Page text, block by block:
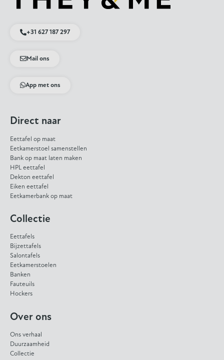
+31 627 187 297
Mail ons
App met ons
Direct naar
Eettafel op maat
Eetkamerstoel samenstellen
Bank op maat laten maken
HPL eettafel
Dekton eettafel
Eiken eettafel
Eetkamerbank op maat
Collectie
Eettafels
Bijzettafels
Salontafels
Eetkamerstoelen
Banken
Fauteuils
Hockers
Over ons
Ons verhaal
Duurzaamheid
Collectie